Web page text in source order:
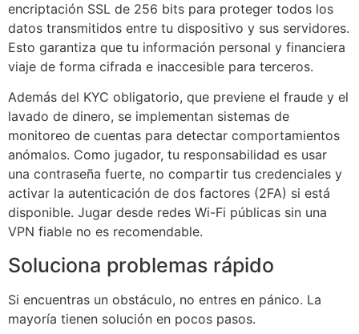
encriptación SSL de 256 bits para proteger todos los
datos transmitidos entre tu dispositivo y sus servidores.
Esto garantiza que tu información personal y financiera
viaje de forma cifrada e inaccesible para terceros.
Además del KYC obligatorio, que previene el fraude y el
lavado de dinero, se implementan sistemas de
monitoreo de cuentas para detectar comportamientos
anómalos. Como jugador, tu responsabilidad es usar
una contraseña fuerte, no compartir tus credenciales y
activar la autenticación de dos factores (2FA) si está
disponible. Jugar desde redes Wi-Fi públicas sin una
VPN fiable no es recomendable.
Soluciona problemas rápido
Si encuentras un obstáculo, no entres en pánico. La
mayoría tienen solución en pocos pasos.